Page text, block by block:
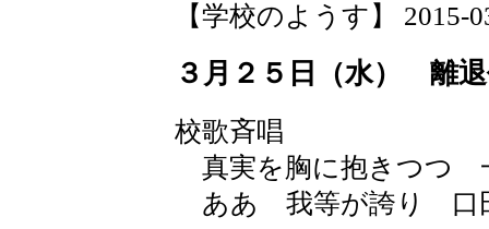
【学校のようす】 2015-
３月２５日（水） 離
校歌斉唱
真実を胸に抱きつつ
ああ 我等が誇り 口